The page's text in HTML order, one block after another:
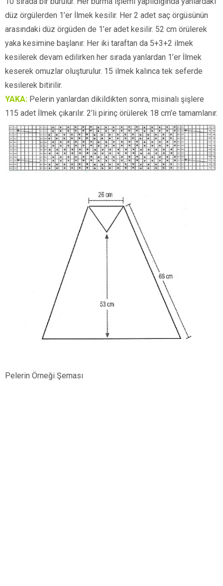
düz örgülerden 1’er İlmek kesilir. Her 2 adet saç örgüsünün
arasındaki düz örgüden de 1’er adet kesilir. 52 cm örülerek
yaka kesimine başlanır. Her iki taraftan da 5+3+2 ilmek
kesilerek devam edilirken her sırada yanlardan 1’er İlmek
keserek omuzlar oluşturulur. 15 ilmek kalınca tek seferde
kesilerek bitirilir.
YAKA: Pelerin yanlardan dikildikten sonra, misinalı şişlere
115 adet İlmek çıkarılır. 2’li pirinç örülerek 18 cm’e tamamlanır.
Pelerin Örneği Şeması